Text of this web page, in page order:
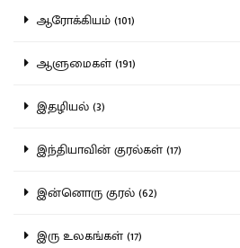
ஆரோக்கியம் (101)
ஆளுமைகள் (191)
இதழியல் (3)
இந்தியாவின் குரல்கள் (17)
இன்னொரு குரல் (62)
இரு உலகங்கள் (17)